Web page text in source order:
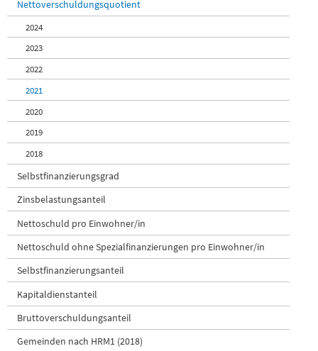
Nettoverschuldungsquotient
2024
2023
2022
2021
2020
2019
2018
Selbstfinanzierungsgrad
Zinsbelastungsanteil
Nettoschuld pro Einwohner/in
Nettoschuld ohne Spezialfinanzierungen pro Einwohner/in
Selbstfinanzierungsanteil
Kapitaldienstanteil
Bruttoverschuldungsanteil
Gemeinden nach HRM1 (2018)